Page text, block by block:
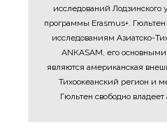
исследований Лодзинского
программы Erasmus+. Гюльтен
исследованиям Азиатско-
ANKASAM, его
являются американская
Тихоокеанский регион и
Гюльтен свободно